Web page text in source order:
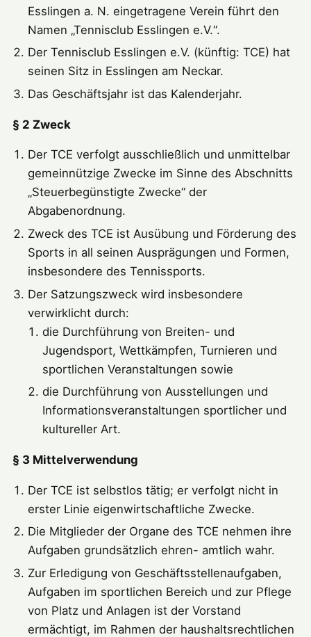
Esslingen a. N. eingetragene Verein führt den
Namen „Tennisclub Esslingen e.V.“.
Der Tennisclub Esslingen e.V. (künftig: TCE) hat
seinen Sitz in Esslingen am Neckar.
Das Geschäftsjahr ist das Kalenderjahr.
§ 2 Zweck
Der TCE verfolgt ausschließlich und unmittelbar
gemeinnützige Zwecke im Sinne des Abschnitts
„Steuerbegünstigte Zwecke“ der
Abgabenordnung.
Zweck des TCE ist Ausübung und Förderung des
Sports in all seinen Ausprägungen und Formen,
insbesondere des Tennissports.
Der Satzungszweck wird insbesondere
verwirklicht durch:
die Durchführung von Breiten- und
Jugendsport, Wettkämpfen, Turnieren und
sportlichen Veranstaltungen sowie
die Durchführung von Ausstellungen und
Informationsveranstaltungen sportlicher und
kultureller Art.
§ 3 Mittelverwendung
Der TCE ist selbstlos tätig; er verfolgt nicht in
erster Linie eigenwirtschaftliche Zwecke.
Die Mitglieder der Organe des TCE nehmen ihre
Aufgaben grundsätzlich ehren- amtlich wahr.
Zur Erledigung von Geschäftsstellenaufgaben,
Aufgaben im sportlichen Bereich und zur Pflege
von Platz und Anlagen ist der Vorstand
ermächtigt, im Rahmen der haushaltsrechtlichen